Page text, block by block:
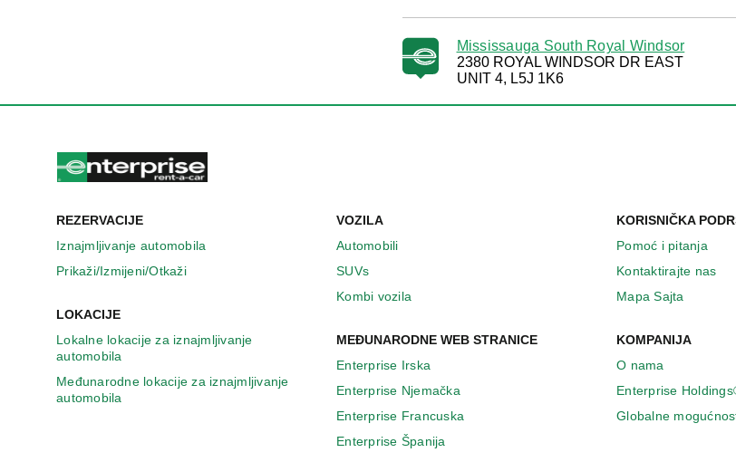
p
r
o
o
r
Mississauga South Royal Windsor
2380 ROYAL WINDSOR DR EAST
UNIT 4, L5J 1K6
REZERVACIJE
Iznajmljivanje automobila
Prikaži/Izmijeni/Otkaži
LOKACIJE
Lokalne lokacije za iznajmljivanje
automobila
Međunarodne lokacije za iznajmljivanje
automobila
VOZILA
Automobili
SUVs
Kombi vozila
MEĐUNARODNE WEB STRANICE
Enterprise Irska
Enterprise Njemačka
Enterprise Francuska
Enterprise Španija
KORISNIČKA
Pomoć i pitanja
Kontaktirajte nas
Mapa Sajta
KOMPANIJA
O nama
Enterprise
Globalne